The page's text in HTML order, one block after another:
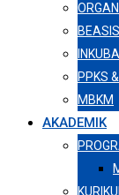
PPKS
MBKM
AKADEMIK